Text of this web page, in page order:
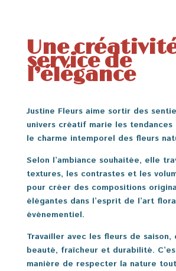
Une
service de
l’élégance
Justine Fleurs aime sortir des
univers créatif marie les tendances
le charme intemporel des fleurs
Selon l’ambiance souhaitée, elle
textures, les contrastes et les
pour créer des compositions
élégantes dans l’esprit de l’art
événementiel.
Travailler avec les fleurs de saison,
beauté, fraîcheur et durabilité.
manière de respecter la nature